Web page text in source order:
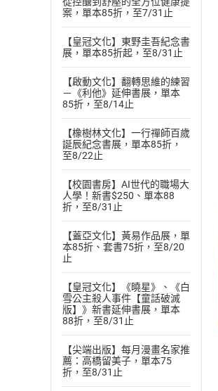
案，單本85折，至7/31止
【皇冠文化】東野圭吾紀念書
展，單本85折起，至8/31止
【啟動文化】翻轉思維的練習
－《利他》延伸書展，單本
85折，至8/14止
【橡樹林文化】一行禪師百歲
誕辰紀念書展，單本85折，
至8/22止
【校園書房】AI世代的職場大
人學！新書$250、單本88
折，至8/31止
【蓋亞文化】黃易作品展，單
本85折、套書75折，至8/20
止
【皇冠文化】《曉星》、《白
雪公主殺人事件【童話破滅
版】》新書延伸書展，單本
88折，至8/31止
【尖端出版】每月漫畫名家推
薦：高橋留美子，單本75
折，至8/31止